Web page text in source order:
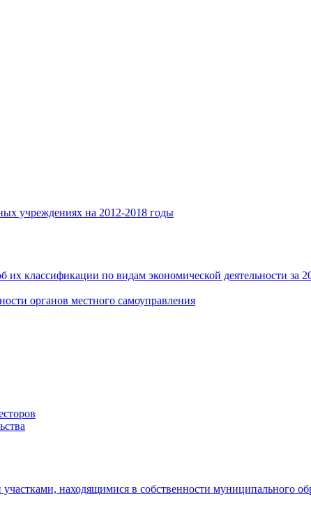
учреждениях на 2012-2018 годы
классификации по видам экономической деятельности за
органов местного самоуправления
находящимися в собственности муниципального